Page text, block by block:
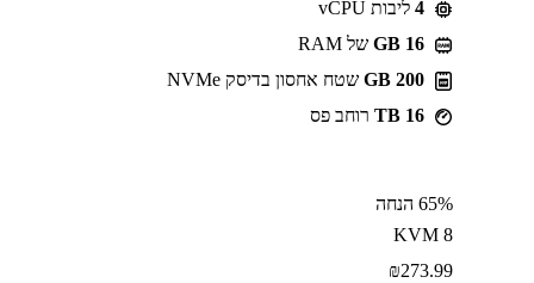
4 ליבות vCPU
GB 16 של RAM
200 GB
שטח אחסון בדיסק NVMe
16 TB
רוחב פס
65% הנחה
KVM 8
273.99
₪